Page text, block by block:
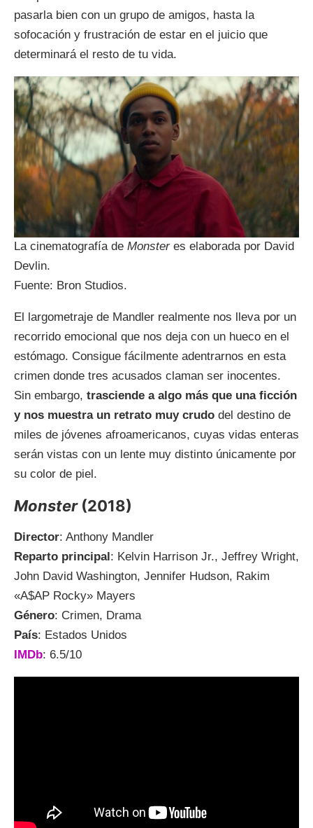
pasarla bien con un grupo de amigos, hasta la
sofocación y frustración de estar en el juicio que
determinará el resto de tu vida.
La cinematografía de Monster es elaborada por David
Devlin.
Fuente: Bron Studios.
El largometraje de Mandler realmente nos lleva por un
recorrido emocional que nos deja con un hueco en el
estómago. Consigue fácilmente adentrarnos en esta
crimen donde tres acusados claman ser inocentes.
Sin embargo, trasciende a algo más que una ficción
y nos muestra un retrato muy crudo del destino de
miles de jóvenes afroamericanos, cuyas vidas enteras
serán vistas con un lente muy distinto únicamente por
su color de piel.
Monster(2018)
Director: Anthony Mandler
Reparto principal : Kelvin Harrison Jr., Jeffrey Wright,
John David Washington, Jennifer Hudson, Rakim
«A$AP Rocky» Mayers
Género: Crimen, Drama
País: Estados Unidos
IMDb: 6.5/10